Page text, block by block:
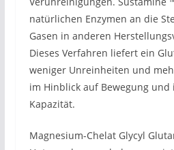
natürlichen Enzymen an die
Gasen in anderen
Dieses Verfahren liefert ein
weniger Unreinheiten und
im Hinblick auf Bewegung
Kapazität.
Magnesium-Chelat Glycyl